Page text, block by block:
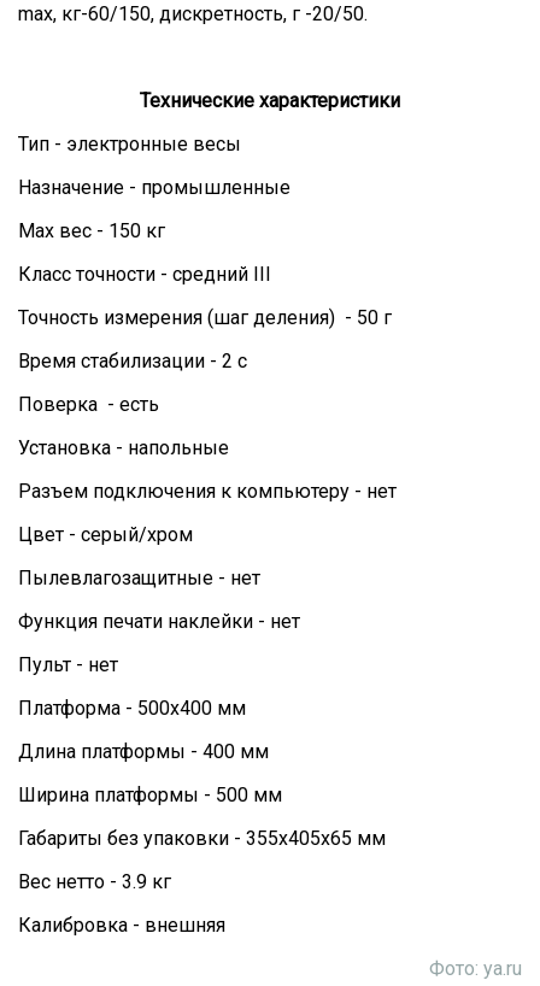
max, кг-60/150, дискретность, г -20/50.
Технические характеристики
Тип - электронные весы
Назначение - промышленные
Мах вес - 150 кг
Класс точности - средний III
Точность измерения (шаг деления) - 50 г
Время стабилизации - 2 с
Поверка - есть
Установка - напольные
Разъем подключения к компьютеру - нет
Цвет - серый/хром
Пылевлагозащитные - нет
Функция печати наклейки - нет
Пульт - нет
Платформа - 500х400 мм
Длина платформы - 400 мм
Ширина платформы - 500 мм
Габариты без упаковки - 355х405х65 мм
Вес нетто - 3.9 кг
Калибровка - внешняя
Фото: ya.ru